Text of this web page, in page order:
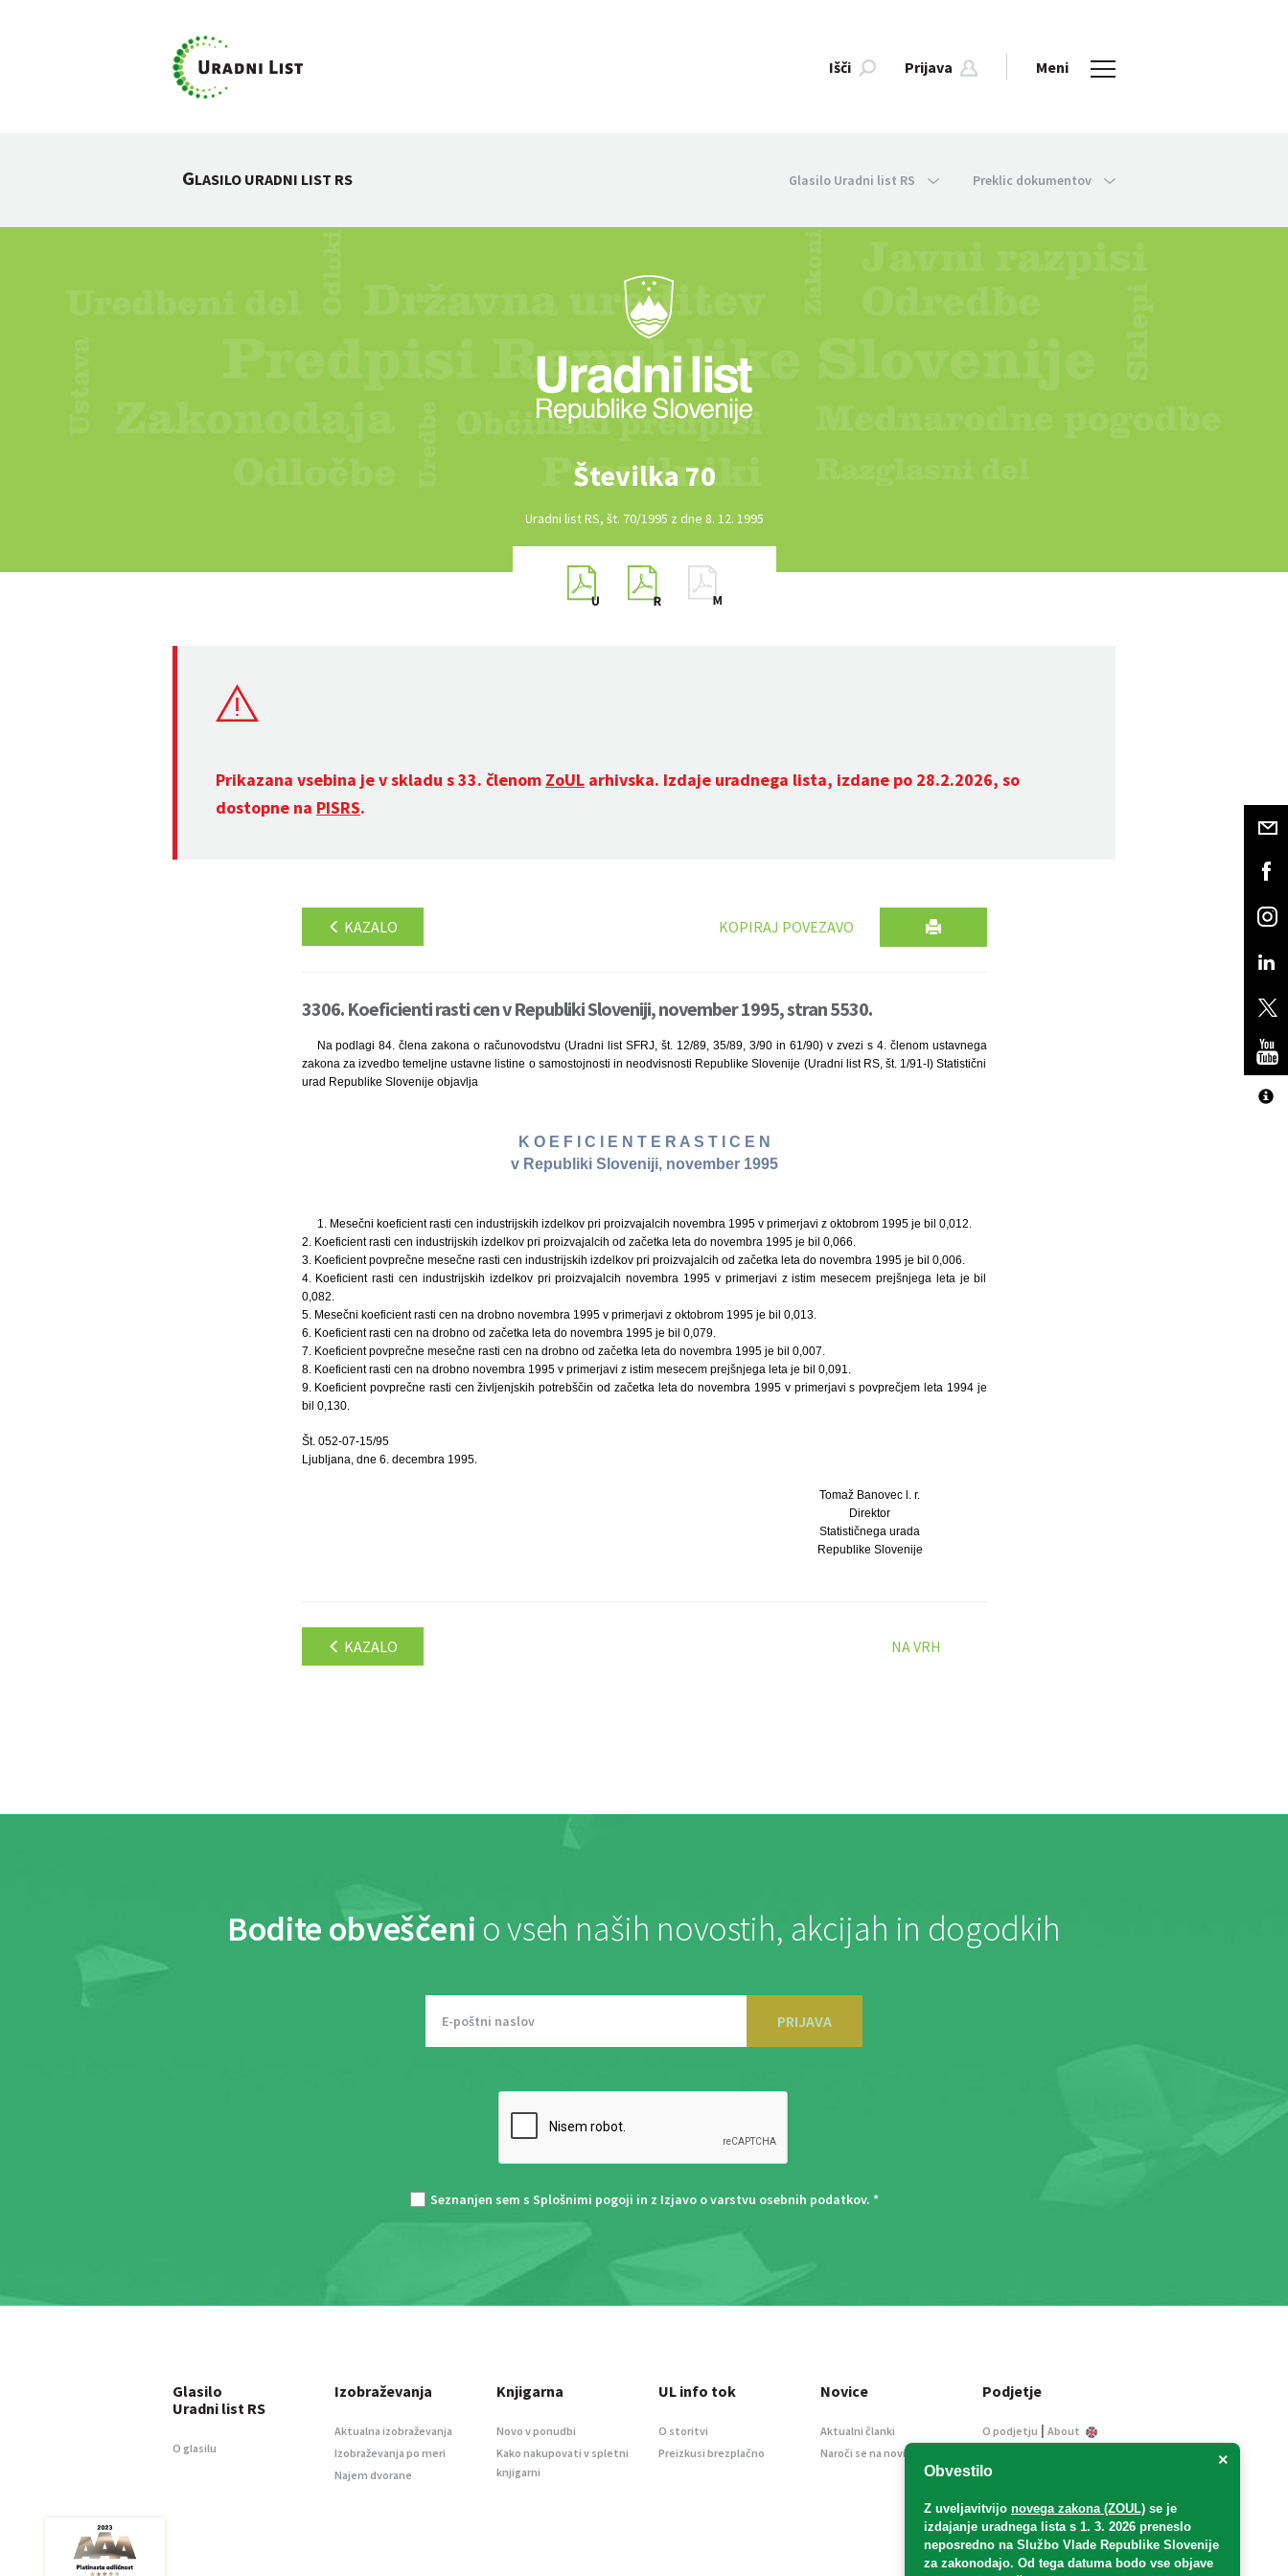
Išči Prijava Meni
GLASILO URADNI LIST RS Glasilo Uradni list RS Preklic dokumentov
Številka 70
Uradni list RS, št. 70/1995 z dne 8. 12. 1995
Prikazana vsebina je v skladu s 33. členom ZoUL arhivska. Izdaje uradnega lista, izdane po 28.2.2026, so
dostopne na PISRS.
KAZALO KOPIRAJ POVEZAVO
3306. Koeficienti rasti cen v Republiki Sloveniji, november 1995, stran 5530.
Na podlagi 84. člena zakona o računovodstvu (Uradni list SFRJ, št. 12/89, 35/89, 3/90 in 61/90) v zvezi s 4. členom ustavnega
zakona za izvedbo temeljne ustavne listine o samostojnosti in neodvisnosti Republike Slovenije (Uradni list RS, št. 1/91-I) Statistični
urad Republike Slovenije objavlja
K O E F I C I E N T E R A S T I C E N
v Republiki Sloveniji, november 1995
1. Mesečni koeficient rasti cen industrijskih izdelkov pri proizvajalcih novembra 1995 v primerjavi z oktobrom 1995 je bil 0,012.
2. Koeficient rasti cen industrijskih izdelkov pri proizvajalcih od začetka leta do novembra 1995 je bil 0,066.
3. Koeficient povprečne mesečne rasti cen industrijskih izdelkov pri proizvajalcih od začetka leta do novembra 1995 je bil 0,006.
4. Koeficient rasti cen industrijskih izdelkov pri proizvajalcih novembra 1995 v primerjavi z istim mesecem prejšnjega leta je bil
0,082.
5. Mesečni koeficient rasti cen na drobno novembra 1995 v primerjavi z oktobrom 1995 je bil 0,013.
6. Koeficient rasti cen na drobno od začetka leta do novembra 1995 je bil 0,079.
7. Koeficient povprečne mesečne rasti cen na drobno od začetka leta do novembra 1995 je bil 0,007.
8. Koeficient rasti cen na drobno novembra 1995 v primerjavi z istim mesecem prejšnjega leta je bil 0,091.
9. Koeficient povprečne rasti cen življenjskih potrebščin od začetka leta do novembra 1995 v primerjavi s povprečjem leta 1994 je
bil 0,130.
Št. 052-07-15/95
Ljubljana, dne 6. decembra 1995.
Tomaž Banovec l. r.
Direktor
Statističnega urada
Republike Slovenije
KAZALO NA VRH
Bodite obveščeni o vseh naših novostih, akcijah in dogodkih
PRIJAVA
Seznanjen sem s Splošnimi pogoji in z Izjavo o varstvu osebnih podatkov. *
×
Obvestilo
Z uveljavitvijo novega zakona (ZOUL) se je
izdajanje uradnega lista s 1. 3. 2026 preneslo
neposredno na Službo Vlade Republike Slovenije
za zakonodajo. Od tega datuma bodo vse objave
Glasilo
Uradni list RS
O glasilu
Izobraževanja
Aktualna izobraževanja
Izobraževanja po meri
Najem dvorane
Knjigarna
Novo v ponudbi
Kako nakupovati v spletni
knjigarni
UL info tok
O storitvi
Preizkusi brezplačno
Novice
Aktualni članki
Naroči se na novice
Podjetje
O podjetju | About
Informacije javnega
Oglaševanje
Splošni pogoji
Izjava o varstvu osebnih